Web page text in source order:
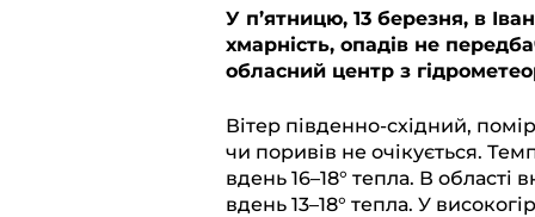
l
e
g
r
a
m
c
e
b
o
o
k
a
t
s
A
p
p
b
e
r
p
y
L
i
n
k
У п’ятницю, 13 березня, в
хмарність, опадів не
обласний центр з
Вітер південно-східний,
чи поривів не очікується.
вдень 16–18° тепла. В області
вдень 13–18° тепла. У